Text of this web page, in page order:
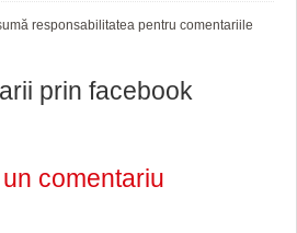
responsabilitatea pentru comentariile
prin facebook
comentariu